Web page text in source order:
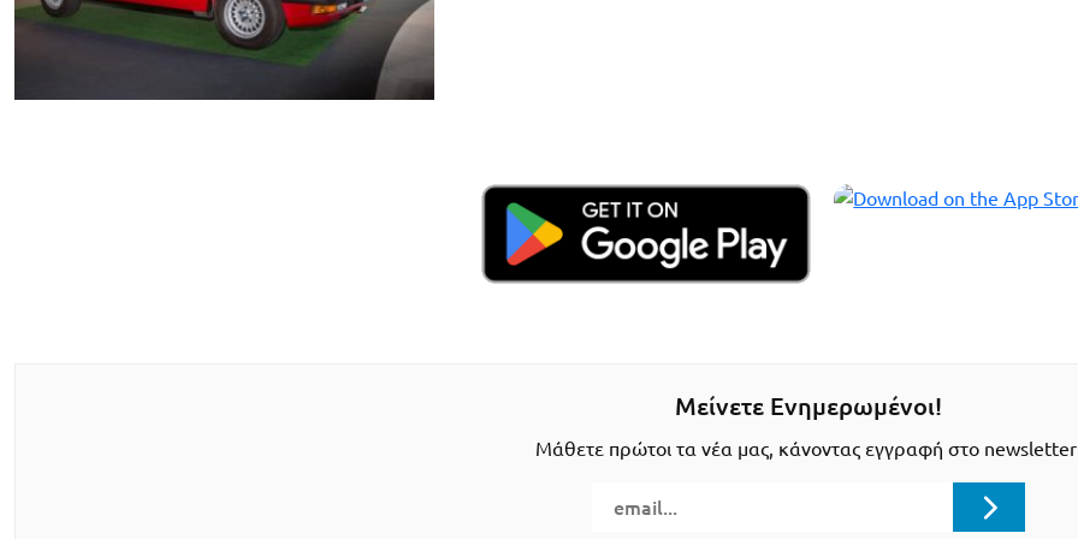
Μείνετε Ενημερωμένοι!
Μάθετε πρώτοι τα νέα μας, κάνοντας εγγραφή στο